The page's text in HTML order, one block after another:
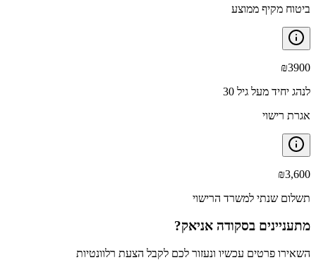
ביטוח מקיף ממוצע
₪3900
לנהג יחיד מעל גיל 30
אגרת רישוי
₪3,600
תשלום שנתי למשרד הרישוי
מתעניינים בסקודה אניאק?
השאירו פרטים עכשיו ונעזור לכם לקבל הצעת רלוונטיות